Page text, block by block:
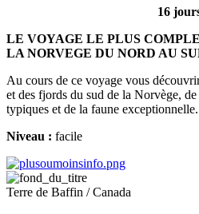
16
LE VOYAGE LE PLUS
LA NORVEGE DU NORD AU
Au cours de ce voyage vous
et des fjords du sud de la Norvège,
typiques et de la faune exceptionnelle.
Niveau : facile
Terre de Baffin / Canada